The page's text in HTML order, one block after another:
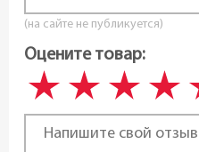
(на сайте не публикуется)
Оцените товар: